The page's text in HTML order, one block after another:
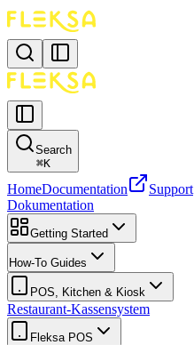
Search
⌘K
HomeDocumentation Support
Dokumentation
Getting Started
How-To Guides
POS, Kitchen & Kiosk
Restaurant-Kassensystem
Fleksa POS